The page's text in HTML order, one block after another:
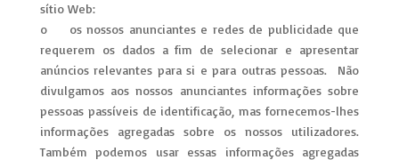
sítio Web:
o os nossos anunciantes e redes de publicidade que
requerem os dados a fim de selecionar e apresentar
anúncios relevantes para si e para outras pessoas. Não
divulgamos aos nossos anunciantes informações sobre
pessoas passíveis de identificação, mas fornecemos-lhes
informações agregadas sobre os nossos utilizadores.
Também podemos usar essas informações agregadas